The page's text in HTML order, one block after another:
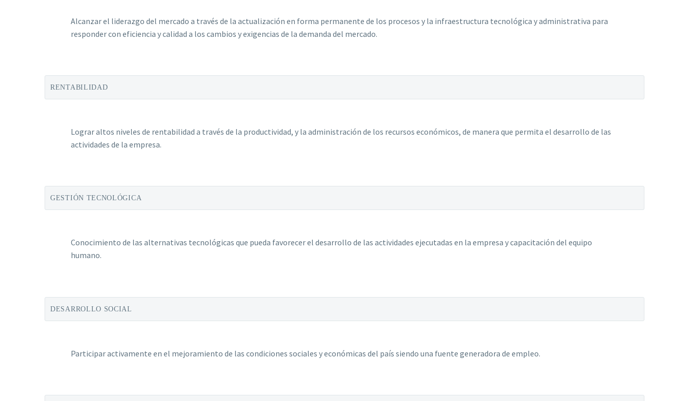
Alcanzar el liderazgo del mercado a través de la actualización en forma permanente de los procesos y la infraestructura tecnológica y administrativa para
responder con eficiencia y calidad a los cambios y exigencias de la demanda del mercado.
RENTABILIDAD
Lograr altos niveles de rentabilidad a través de la productividad, y la administración de los recursos económicos, de manera que permita el desarrollo de las
actividades de la empresa.
GESTIÓN TECNOLÓGICA
Conocimiento de las alternativas tecnológicas que pueda favorecer el desarrollo de las actividades ejecutadas en la empresa y capacitación del equipo
humano.
DESARROLLO SOCIAL
Participar activamente en el mejoramiento de las condiciones sociales y económicas del país siendo una fuente generadora de empleo.